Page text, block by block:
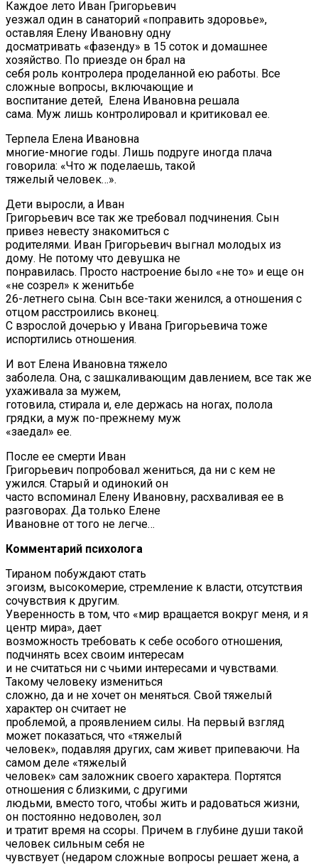
Каждое лето Иван Григорьевич
уезжал один в санаторий «поправить здоровье»,
оставляя Елену Ивановну одну
досматривать «фазенду» в 15 соток и домашнее
хозяйство. По приезде он брал на
себя роль контролера проделанной ею работы. Все
сложные вопросы, включающие и
воспитание детей, Елена Ивановна решала
сама. Муж лишь контролировал и критиковал ее.
Терпела Елена Ивановна
многие-многие годы. Лишь подруге иногда плача
говорила: «Что ж поделаешь, такой
тяжелый человек…».
Дети выросли, а Иван
Григорьевич все так же требовал подчинения. Сын
привез невесту знакомиться с
родителями. Иван Григорьевич выгнал молодых из
дому. Не потому что девушка не
понравилась. Просто настроение было «не то» и еще он
«не созрел» к женитьбе
26-летнего сына. Сын все-таки женился, а отношения с
отцом расстроились вконец.
С взрослой дочерью у Ивана Григорьевича тоже
испортились отношения.
И вот Елена Ивановна тяжело
заболела. Она, с зашкаливающим давлением, все так же
ухаживала за мужем,
готовила, стирала и, еле держась на ногах, полола
грядки, а муж по-прежнему муж
«заедал» ее.
После ее смерти Иван
Григорьевич попробовал жениться, да ни с кем не
ужился. Старый и одинокий он
часто вспоминал Елену Ивановну, расхваливая ее в
разговорах. Да только Елене
Ивановне от того не легче…
Комментарий психолога
Тираном побуждают стать
эгоизм, высокомерие, стремление к власти, отсутствия
сочувствия к другим.
Уверенность в том, что «мир вращается вокруг меня, и я
центр мира», дает
возможность требовать к себе особого отношения,
подчинять всех своим интересам
и не считаться ни с чьими интересами и чувствами.
Такому человеку измениться
сложно, да и не хочет он меняться. Свой тяжелый
характер он считает не
проблемой, а проявлением силы. На первый взгляд
может показаться, что «тяжелый
человек», подавляя других, сам живет припеваючи. На
самом деле «тяжелый
человек» сам заложник своего характера. Портятся
отношения с близкими, с другими
людьми, вместо того, чтобы жить и радоваться жизни,
он постоянно недоволен, зол
и тратит время на ссоры. Причем в глубине души такой
человек сильным себя не
чувствует (недаром сложные вопросы решает жена, а